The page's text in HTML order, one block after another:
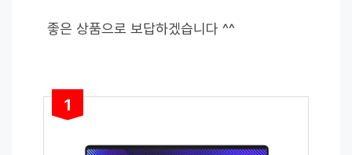
좋은 상품으로 보답하겠습니다 ^^
1